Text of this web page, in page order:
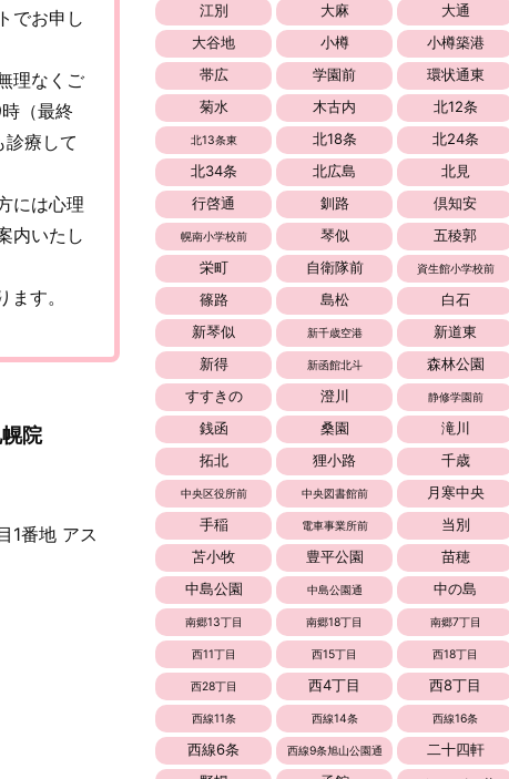
でお申し
理なくご
（最終
療して
には心理
内いたし
す。
院
1番地 アス
江別
大麻
大通
大谷地
小樽
小樽築港
帯広
学園前
環状通東
菊水
木古内 北12条
北13条東 北18条
北24条
北34条
北広島
北見
行啓通
釧路 倶知安
幌南小学校前 琴似
五稜郭
栄町
自衛隊前 資生館小学校前
篠路 島松
白石
新琴似
新千歳空港
新道東
新得
新函館北斗
森林公園
すすきの
澄川 静修学園前
銭函 桑園
滝川
拓北
狸小路 千歳
中央区役所前 中央図書館前
月寒中央
手稲
電車事業所前
当別
苫小牧
豊平公園
苗穂
中島公園
中島公園通 中の島
南郷13丁目 南郷18丁目 南郷7丁目
西11丁目 西15丁目 西18丁目
西28丁目 西4丁目 西8丁目
西線11条 西線14条 西線16条
西線6条 西線9条旭山公園通
二十四軒